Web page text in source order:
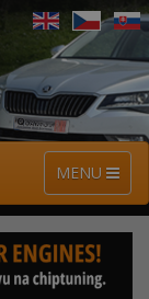
MENU